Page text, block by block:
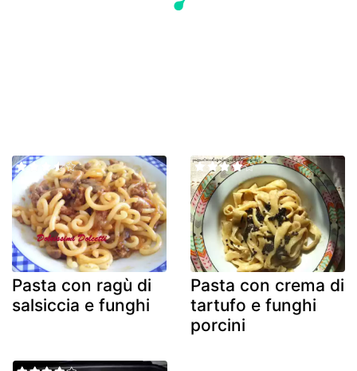
Pasta con ragù di
salsiccia e funghi
Pasta con crema di
tartufo e funghi
porcini